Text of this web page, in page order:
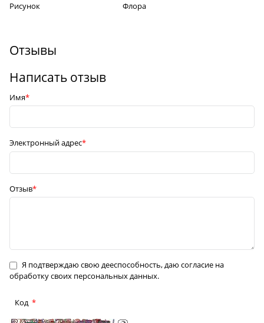
Рисунок Флора
Отзывы
Написать отзыв
Имя
Электронный адрес
Отзыв
Я подтверждаю свою дееспособность, даю согласие на
обработку своих персональных данных.
Код